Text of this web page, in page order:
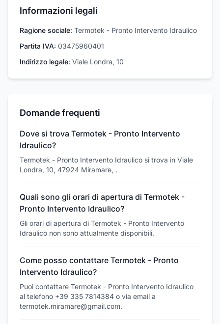
Informazioni legali
Ragione sociale: Termotek - Pronto Intervento Idraulico
Partita IVA: 03475960401
Indirizzo legale: Viale Londra, 10
Domande frequenti
Dove si trova Termotek - Pronto Intervento
Idraulico?
Termotek - Pronto Intervento Idraulico si trova in Viale
Londra, 10, 47924 Miramare, .
Quali sono gli orari di apertura di Termotek -
Pronto Intervento Idraulico?
Gli orari di apertura di Termotek - Pronto Intervento
Idraulico non sono attualmente disponibili.
Come posso contattare Termotek - Pronto
Intervento Idraulico?
Puoi contattare Termotek - Pronto Intervento Idraulico
al telefono +39 335 7814384 o via email a
termotek.miramare@gmail.com.